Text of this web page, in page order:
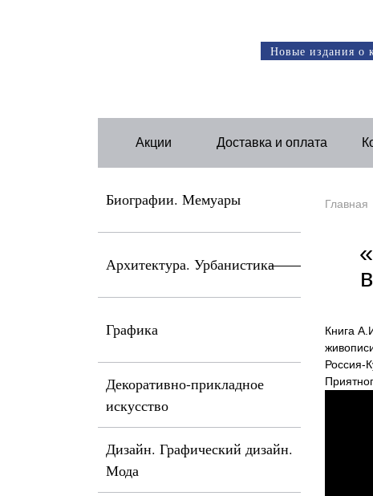
Новые издания о
Акции Доставка и оплата
Биографии. Мемуары
Архитектура. Урбанистика
Графика
Декоративно-прикладное
искусство
Дизайн. Графический дизайн.
Мода
Главная
Книга
Россия-